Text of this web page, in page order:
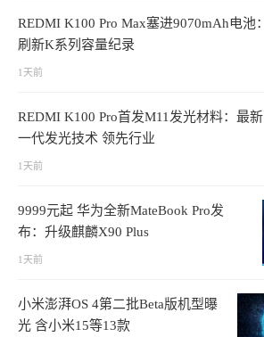
REDMI K100 Pro Max塞进9070mAh电池：
刷新K系列容量纪录
1天前
REDMI K100 Pro首发M11发光材料：最新
一代发光技术 领先行业
1天前
9999元起 华为全新MateBook Pro发
布：升级麒麟X90 Plus
1天前
小米澎湃OS 4第二批Beta版机型曝
光 含小米15等13款